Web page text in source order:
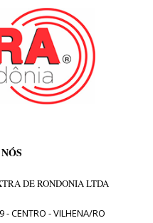
DE RONDONIA LTDA
- CENTRO - VILHENA/RO